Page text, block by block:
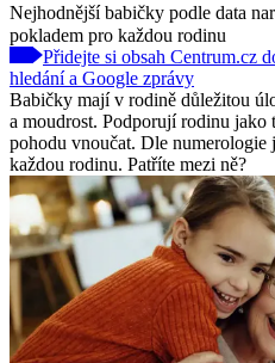
Nejhodnější babičky podle data
pokladem pro každou rodinu
Přidejte si obsah Centrum.cz
hledání a Google zprávy
Babičky mají v rodině důležitou
a moudrost. Podporují rodinu jako
pohodu vnoučat. Dle
každou rodinu. Patříte mezi ně?